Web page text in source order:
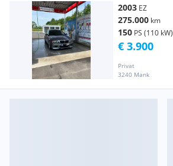
2003 EZ
275.000 km
150 PS (110 kW)
Privat
3240 Mank
€ 3.900